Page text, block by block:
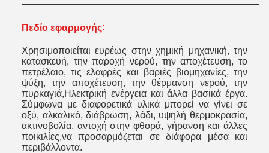
Πεδίο εφαρμογής:
Χρησιμοποιείται ευρέως στην χημική μηχανική, την
κατασκευή, την παροχή νερού, την αποχέτευση, το
πετρέλαιο, τις ελαφρές και βαριές βιομηχανίες, την
ψύξη, την αποχέτευση, την θέρμανση νερού, την
πυρκαγιά,Ηλεκτρική ενέργεια και άλλα βασικά έργα.
Σύμφωνα με διαφορετικά υλικά μπορεί να γίνει σε
οξύ, αλκαλικό, διάβρωση, λάδι, υψηλή θερμοκρασία,
ακτινοβολία, αντοχή στην φθορά, γήρανση και άλλες
ποικιλίες,να προσαρμόζεται σε διάφορα μέσα και
περιβάλλοντα.